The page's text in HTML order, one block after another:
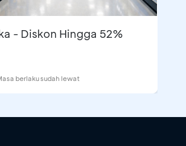
- Diskon Hingga 52%
berlaku sudah lewat